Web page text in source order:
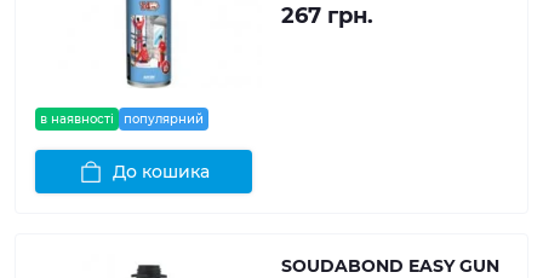
в наявності популярний
267 грн.
До кошика
SOUDABOND EASY GUN